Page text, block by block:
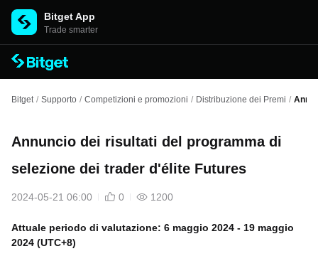
Bitget App
Trade smarter
Bitget / Supporto / Competizioni e promozioni / Distribuzione dei Premi /
Annuncio dei risultati del programma di
selezione dei trader d'élite Futures
2024-05-21 06:00 0 1200
Attuale periodo di valutazione: 6 maggio 2024 - 19 maggio
2024 (UTC+8)